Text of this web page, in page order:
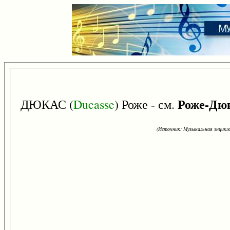
ДЮКАС (Ducasse) Роже - см. Роже-
(Источник: Музыкальная